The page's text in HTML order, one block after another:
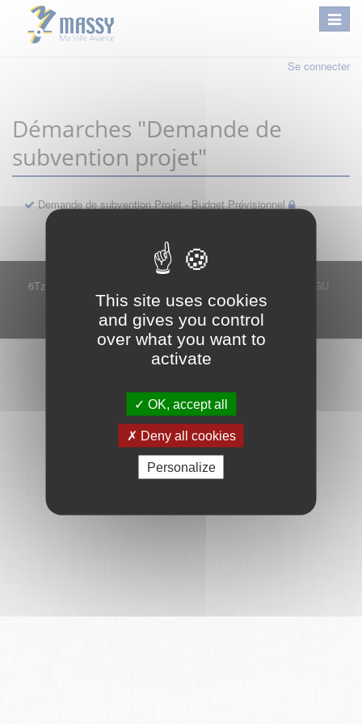
Se connecter
Démarches "Demande de
subvention projet"
Demande de subvention Projet - Budget Prévisionnel
6Tzen ©2015 - Tous droits réservés
CGU
Plan du site
FAQ
Contact
Ce service est proposé par6Tzen
This site uses cookies
and gives you control
over what you want to
activate
OK, accept all
Deny all cookies
Personalize